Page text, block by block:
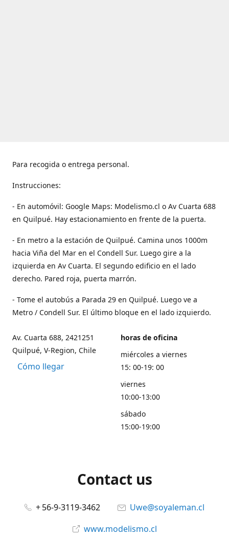
Para recogida o entrega personal.
Instrucciones:
- En automóvil: Google Maps: Modelismo.cl o Av Cuarta 688
en Quilpué. Hay estacionamiento en frente de la puerta.
- En metro a la estación de Quilpué. Camina unos 1000m
hacia Viña del Mar en el Condell Sur. Luego gire a la
izquierda en Av Cuarta. El segundo edificio en el lado
derecho. Pared roja, puerta marrón.
- Tome el autobús a Parada 29 en Quilpué. Luego ve a
Metro / Condell Sur. El último bloque en el lado izquierdo.
Av. Cuarta 688, 2421251
Quilpué, V-Region, Chile
Cómo llegar
horas de oficina
miércoles a viernes
15: 00-19: 00
viernes
10:00-13:00
sábado
15:00-19:00
Contact us
+ 56-9-3119-3462
Uwe@soyaleman.cl
www.modelismo.cl